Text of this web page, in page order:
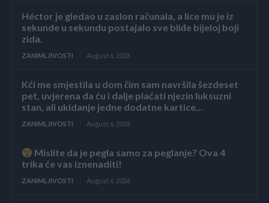
Héctor je gledao u zaslon računala, a lice mu je iz
sekunde u sekundu postajalo sve bliđe bijeloj boji
zida.
ZANIMLJIVOSTI August 6, 2026
Kći me smjestila u dom čim sam navršila šezdeset
pet, uvjerena da ću i dalje plaćati njezin luksuzni
stan, ali ukidanje jedne dodatne kartice...
ZANIMLJIVOSTI August 6, 2026
Mislite da je pegla samo za peglanje? Ova 4
trika će vas iznenaditi!
ZANIMLJIVOSTI August 6, 2026